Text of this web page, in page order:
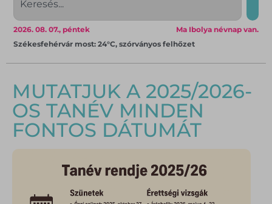
Ma Ibolya névnap van.
2026. 08. 07., péntek
Székesfehérvár most: 24°C, szórványos felhőzet
MUTATJUK A 2025/2026-
OS TANÉV MINDEN
FONTOS DÁTUMÁT